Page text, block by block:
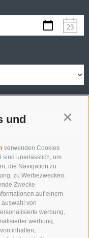
und
verwenden Cookies
sind unerlässlich, um
die Navigation zu
zu Werbezwecken.
Zwecke
auf einem
von
werbung,
werbung,
inhalten,